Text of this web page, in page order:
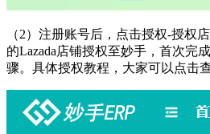
（2）注册账号后，点击授权-授权
的Lazada店铺授权至妙手，首次完
骤。具体授权教程，大家可以点击